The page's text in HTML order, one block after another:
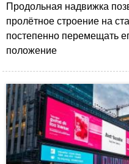
Продольная надвижка
пролётное строение на
постепенно перемещать
положение